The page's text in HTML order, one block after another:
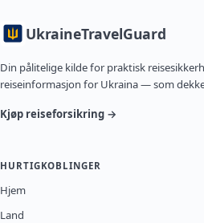
UkraineTravelGuard
Din pålitelige kilde for praktisk
reiseinformasjon for Ukraina — som
Kjøp reiseforsikring →
HURTIGKOBLINGER
Hjem
Land